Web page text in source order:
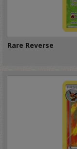
Rare Reverse